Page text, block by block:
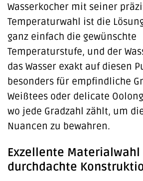
Wasserkocher mit seiner
Temperaturwahl ist die
ganz einfach die gewünschte
Temperaturstufe, und der
das Wasser exakt auf diesen
besonders für empfindliche
Weißtees oder delicate
wo jede Gradzahl zählt, um
Nuancen zu bewahren.
Exzellente Materialwahl
durchdachte